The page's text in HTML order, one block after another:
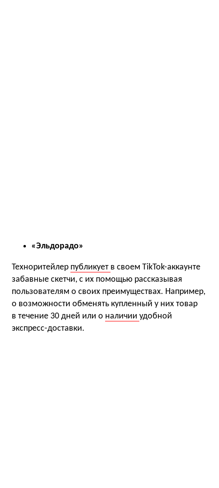
«Эльдорадо»
Техноритейлер публикует в своем TikTok-аккаунте
забавные скетчи, с их помощью рассказывая
пользователям о своих преимуществах. Например,
о возможности обменять купленный у них товар
в течение 30 дней или о наличии удобной
экспресс-доставки.